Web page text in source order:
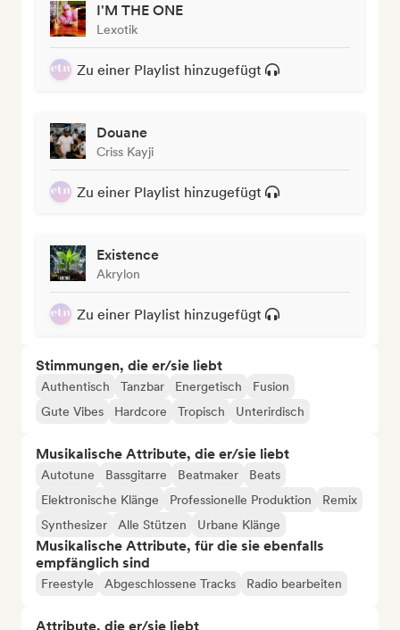
I'M THE ONE
Lexotik
Zu einer Playlist hinzugefügt
Douane
Criss Kayji
Zu einer Playlist hinzugefügt
Existence
Akrylon
Zu einer Playlist hinzugefügt
Stimmungen, die er/sie liebt
Authentisch Tanzbar Energetisch
Fusion
Gute Vibes
Hardcore Tropisch Unterirdisch
Musikalische Attribute, die er/sie liebt
Autotune Bassgitarre Beatmaker
Beats
Elektronische Klänge
Professionelle Produktion
Remix
Synthesizer
Alle Stützen Urbane Klänge
Musikalische Attribute, für die sie ebenfalls
empfänglich sind
Freestyle Abgeschlossene Tracks Radio bearbeiten
Attribute, die er/sie liebt